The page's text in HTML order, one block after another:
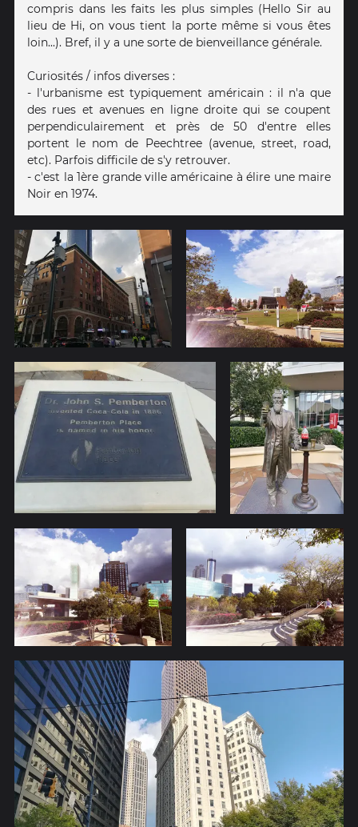
compris dans les faits les plus simples (Hello Sir au
lieu de Hi, on vous tient la porte même si vous êtes
loin...). Bref, il y a une sorte de bienveillance générale.
Curiosités / infos diverses :
- l'urbanisme est typiquement américain : il n'a que
des rues et avenues en ligne droite qui se coupent
perpendiculairement et près de 50 d'entre elles
portent le nom de Peechtree (avenue, street, road,
etc). Parfois difficile de s'y retrouver.
- c'est la 1ère grande ville américaine à élire une maire
Noir en 1974.